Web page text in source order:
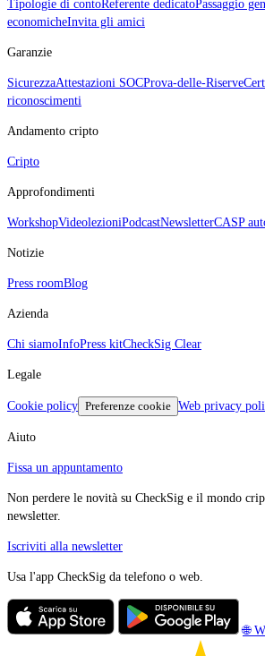
Tipologie di contoReferente dedicatoPassaggio
economicheInvita gli amici
Garanzie
SicurezzaAttestazioni SOCProva‑delle‑Riserve
riconoscimenti
Andamento cripto
Cripto
Approfondimenti
WorkshopVideolezioniPodcastNewsletterCASP
Notizie
Press roomBlog
Azienda
Chi siamoInfoPress kitCheckSig Clear
Legale
Cookie policy Preferenze cookie Web privacy
Aiuto
Fissa un appuntamento
Non perdere le novità su CheckSig e il mondo
newsletter.
Iscriviti alla newsletter
Usa l'app CheckSig da telefono o web.
🌐